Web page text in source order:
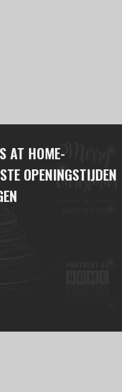
AT HOME-
OPENINGSTIJDEN